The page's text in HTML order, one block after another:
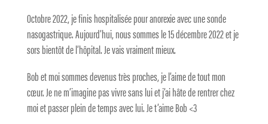
Octobre 2022, je finis hospitalisée pour anorexie avec une sonde
nasogastrique. Aujourd’hui, nous sommes le 15 décembre 2022 et je
sors bientôt de l’hôpital. Je vais vraiment mieux.
Bob et moi sommes devenus très proches, je l’aime de tout mon
cœur. Je ne m’imagine pas vivre sans lui et j’ai hâte de rentrer chez
moi et passer plein de temps avec lui. Je t’aime Bob <3